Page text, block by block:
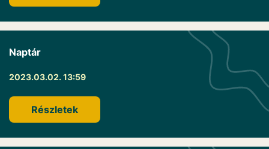
Naptár
2023.03.02. 13:59
Részletek